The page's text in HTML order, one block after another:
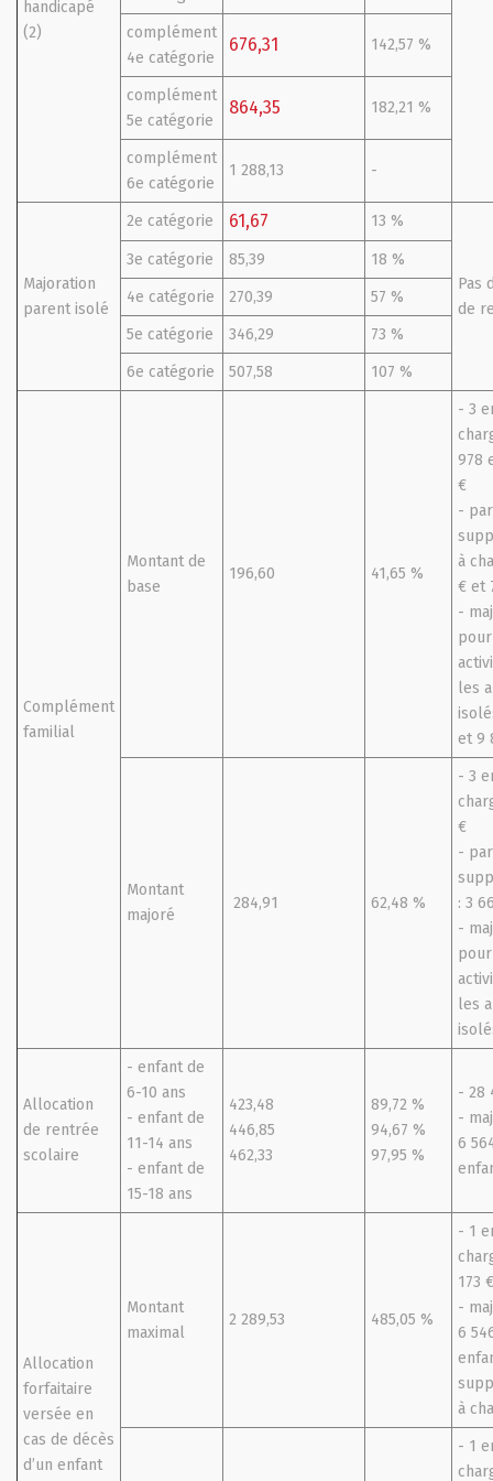
handicapé
(2)
complément
4e catégorie
676,31 142,57 %
complément
5e catégorie
864,35 182,21 %
complément
6e catégorie
1 288,13 -
Majoration
parent isolé
2e catégorie 61,67 13 %
Pas
de
3e catégorie 85,39
18 %
4e catégorie
270,39
57 %
5e catégorie
346,29
73 %
6e catégorie
507,58 107 %
Complément
familial
Montant de
base
196,60 41,65 %
- 3
978
€
-
à
€ et
-
les
et 9
Montant
majoré
284,91 62,48 %
- 3
€
-
: 3
-
les
Allocation
de rentrée
scolaire
- enfant de
6-10 ans
- enfant de
11-14 ans
- enfant de
15-18 ans
423,48
446,85
462,33
89,72 %
94,67 %
97,95 %
- 28
-
6
Allocation
forfaitaire
versée en
cas de décès
d’un enfant
Montant
maximal
2 289,53 485,05 %
- 1
173 €
-
6
à
- 1